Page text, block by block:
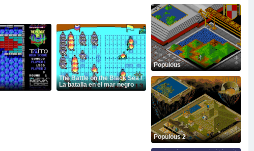
The Battle on the Black Sea /
La batalla en el mar negro
Populous
Populous 2